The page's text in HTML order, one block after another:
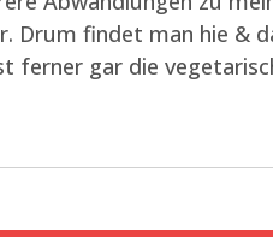
Drum findet man hie &
ferner gar die